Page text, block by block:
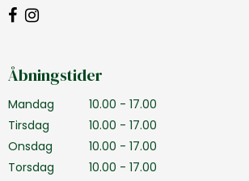
Åbningstider
Mandag
10.00 - 17.00
Tirsdag
10.00 - 17.00
Onsdag
10.00 - 17.00
Torsdag
10.00 - 17.00